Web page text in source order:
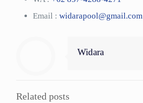
Email : widarapool@gmail.com
Widara
Related posts